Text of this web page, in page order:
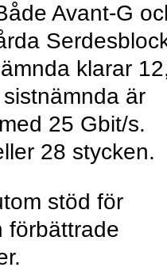
Avant-G
klarar
är
25 Gbit/s.
28 stycken.
stöd för
förbättrade